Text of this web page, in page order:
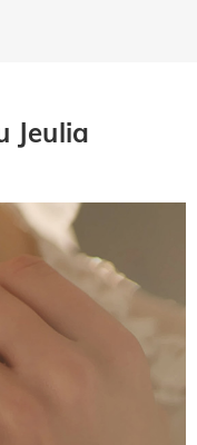
Jeulia